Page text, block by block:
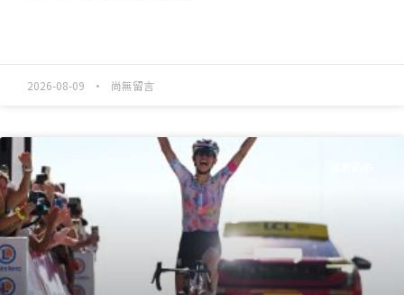
2026-08-09 尚無留言